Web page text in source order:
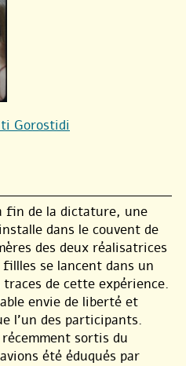
Gorostidi
fin de la dictature, une
dans le couvent de
des deux réalisatrices
se lancent dans un
de cette expérience.
envie de liberté et
l’un des participants.
sortis du
été éduqués par